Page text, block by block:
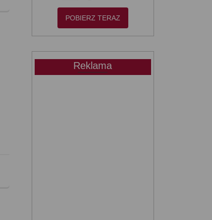
POBIERZ TERAZ
Reklama